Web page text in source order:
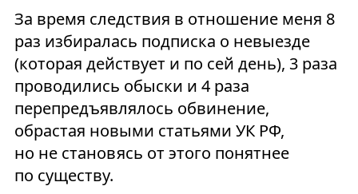
За время следствия в отношение меня 8
раз избиралась подписка о невыезде
(которая действует и по сей день), 3 раза
проводились обыски и 4 раза
перепредъявлялось обвинение,
обрастая новыми статьями УК РФ,
но не становясь от этого понятнее
по существу.